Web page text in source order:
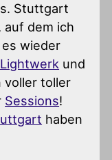
Stuttgart
auf dem ich
wieder
und
voller toller
Sessions!
haben